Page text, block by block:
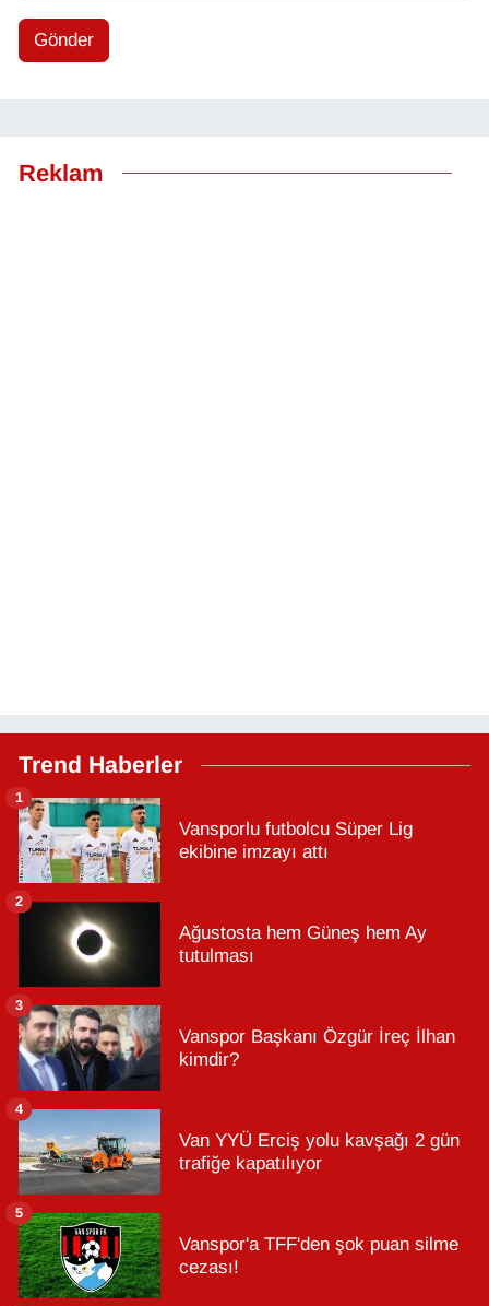
Gönder
Reklam
Trend Haberler
Vansporlu futbolcu Süper Lig
ekibine imzayı attı
1
Ağustosta hem Güneş hem Ay
tutulması
2
Vanspor Başkanı Özgür İreç İlhan
kimdir?
3
Van YYÜ Erciş yolu kavşağı 2 gün
trafiğe kapatılıyor
4
Vanspor'a TFF'den şok puan silme
cezası!
5